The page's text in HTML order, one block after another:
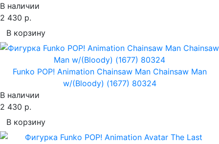
В наличии
2 430 р.
В корзину
Funko POP! Animation Chainsaw Man Chainsaw Man
w/(Bloody) (1677) 80324
В наличии
2 430 р.
В корзину